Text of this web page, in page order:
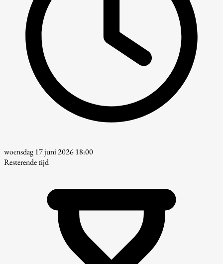
woensdag 17 juni 2026 18:00
Resterende tijd